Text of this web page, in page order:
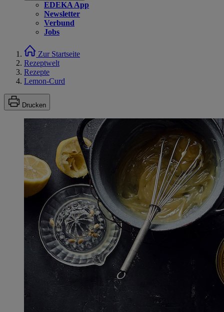
EDEKA App
Newsletter
Verbund
Jobs
Zur Startseite
Rezeptwelt
Rezepte
Lemon-Curd
Drucken